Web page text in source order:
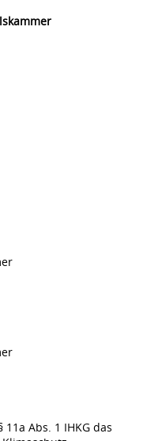
Abs. 1 IHKG das